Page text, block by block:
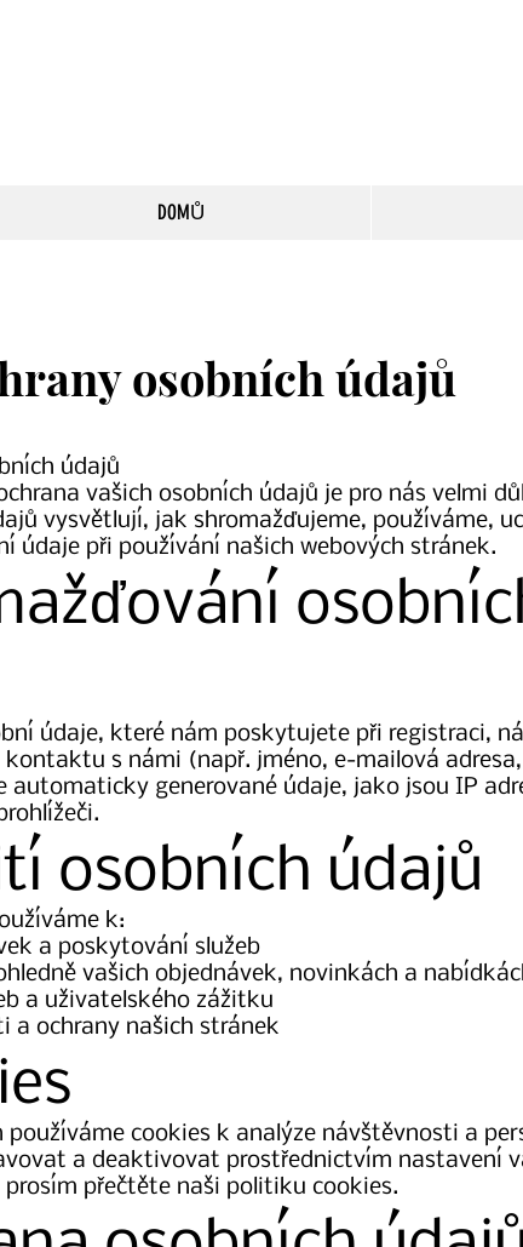
DOMŮ
osobních údajů
údajů
vašich osobních údajů je pro nás velmi
vysvětlují, jak shromažďujeme, používáme,
údaje při používání našich webových stránek.
údaje, které nám poskytujete při registraci,
kontaktu s námi (např. jméno, e-mailová
automaticky generované údaje, jako jsou IP
osobních údajů
k:
a poskytování služeb
vašich objednávek, novinkách a
a uživatelského zážitku
a ochrany našich stránek
používáme cookies k analýze návštěvnosti a
a deaktivovat prostřednictvím nastavení
přečtěte naši politiku cookies.